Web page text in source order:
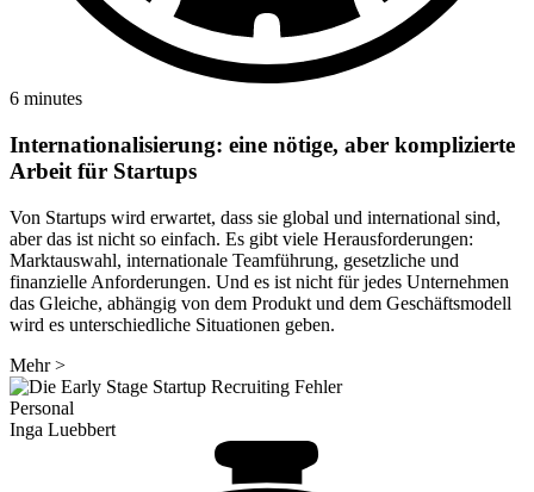
6 minutes
Internationalisierung: eine nötige, aber komplizierte
Arbeit für Startups
Von Startups wird erwartet, dass sie global und international sind,
aber das ist nicht so einfach. Es gibt viele Herausforderungen:
Marktauswahl, internationale Teamführung, gesetzliche und
finanzielle Anforderungen. Und es ist nicht für jedes Unternehmen
das Gleiche, abhängig von dem Produkt und dem Geschäftsmodell
wird es unterschiedliche Situationen geben.
Mehr>
Personal
Inga Luebbert